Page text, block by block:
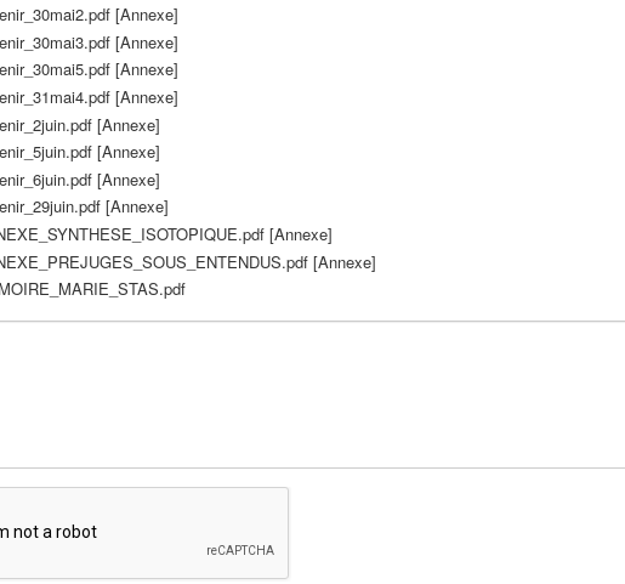
[Annexe]
[Annexe]
[Annexe]
[Annexe]
[Annexe]
[Annexe]
[Annexe]
[Annexe]
[Annexe]
[Annexe]